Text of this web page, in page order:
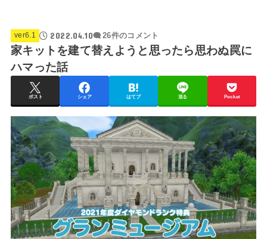
ver6.1 2022.04.10 26件のコメント
家キットを建て替えようと思ったら思わぬ罠に
ハマった話
ポスト シェア はてブ 送る Pocket